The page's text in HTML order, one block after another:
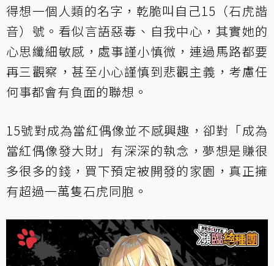
得想一個人類的名字，乾脆叫自己15（石虎諧
音）號。看似言語惡毒、自我中心，其實她的
心思纖細敏感，處事謹小慎微，連過馬路都要
再三觀察，甚至小心謹慎到悲觀主義，考慮任
何事都會有負面的聯想。
15號對成為當紅偶像並不感興趣，卻對「成為
當紅偶像發大財」有深深的執念，夢想是賺很
多很多的錢，買下預定被開發的家園，真正擁
有超過一萬隻石虎同胞。